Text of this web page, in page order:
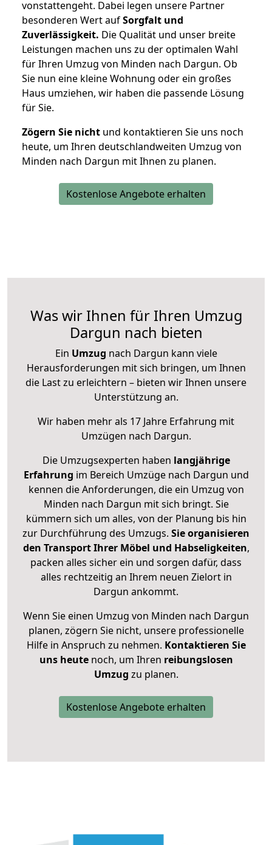
vonstattengeht. Dabei legen unsere Partner
besonderen Wert aufSorgfalt und
Zuverlässigkeit. Die Qualität und unser breite
Leistungen machen uns zu der optimalen Wahl
für Ihren Umzug von Minden nach Dargun. Ob
Sie nun eine kleine Wohnung oder ein großes
Haus umziehen, wir haben die passende Lösung
für Sie.
Zögern Sie nicht und kontaktieren Sie uns noch
heute, um Ihren deutschlandweiten Umzug von
Minden nach Dargun mit Ihnen zu planen.
Kostenlose Angebote erhalten
Was wir Ihnen für Ihren Umzug
Dargun nach bieten
Ein Umzug nach Dargun kann viele
Herausforderungen mit sich bringen, um Ihnen
die Last zu erleichtern – bieten wir Ihnen unsere
Unterstützung an.
Wir haben mehr als 17 Jahre Erfahrung mit
Umzügen nach Dargun.
Die Umzugsexperten haben langjährige
Erfahrung im Bereich Umzüge nach Dargun und
kennen die Anforderungen, die ein Umzug von
Minden nach Dargun mit sich bringt. Sie
kümmern sich um alles, von der Planung bis hin
zur Durchführung des Umzugs. Sie organisieren
den Transport Ihrer Möbel und Habseligkeiten,
packen alles sicher ein und sorgen dafür, dass
alles rechtzeitig an Ihrem neuen Zielort in
Dargun ankommt.
Wenn Sie einen Umzug von Minden nach Dargun
planen, zögern Sie nicht, unsere professionelle
Hilfe in Anspruch zu nehmen. Kontaktieren Sie
uns heutenoch, um Ihren reibungslosen
Umzug zu planen.
Kostenlose Angebote erhalten